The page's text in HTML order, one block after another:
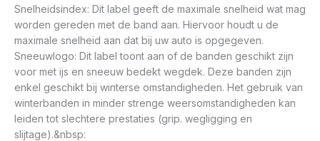
Snelheidsindex: Dit label geeft de maximale snelheid wat mag
worden gereden met de band aan. Hiervoor houdt u de
maximale snelheid aan dat bij uw auto is opgegeven.
Sneeuwlogo: Dit label toont aan of de banden geschikt zijn
voor met ijs en sneeuw bedekt wegdek. Deze banden zijn
enkel geschikt bij winterse omstandigheden. Het gebruik van
winterbanden in minder strenge weersomstandigheden kan
leiden tot slechtere prestaties (grip. wegligging en
slijtage).&nbsp: